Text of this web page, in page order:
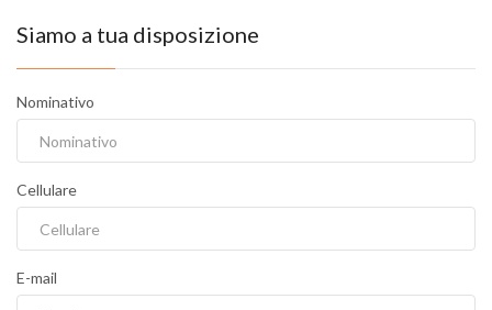
Siamo a tua disposizione
Nominativo
Cellulare
E-mail